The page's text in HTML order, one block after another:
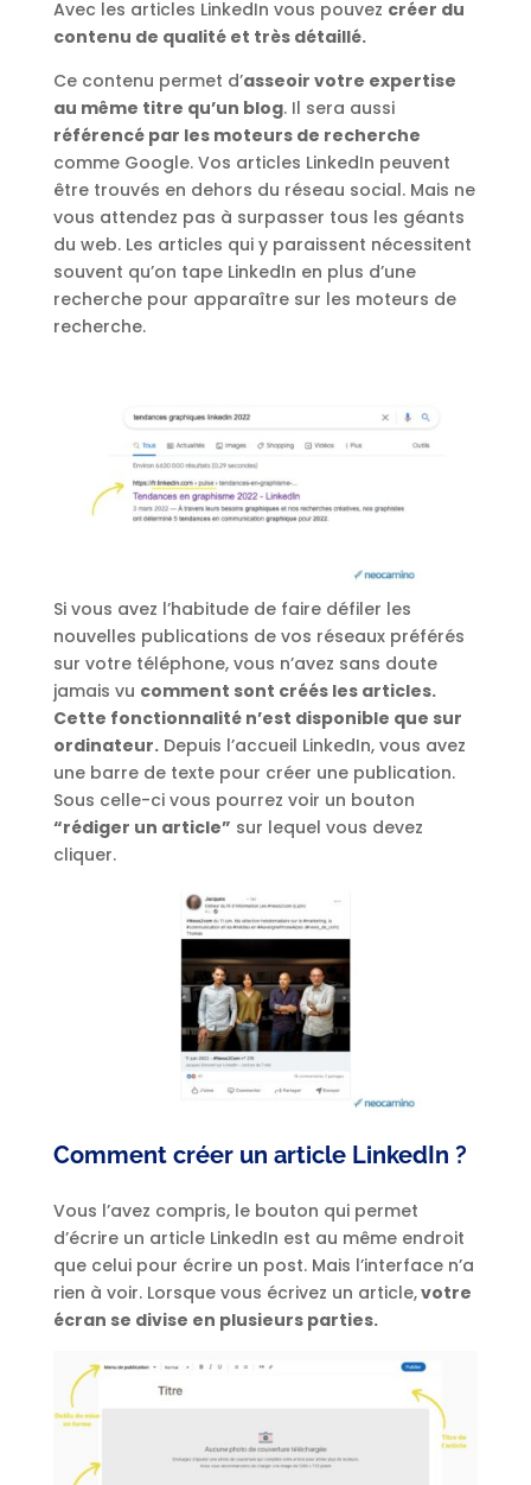
Avec les articles LinkedIn vous pouvez créer du
contenu de qualité et très détaillé.
Ce contenu permet d’asseoir votre expertise
au même titre qu’un blog. Il sera aussi
référencé par les moteurs de recherche
comme Google. Vos articles LinkedIn peuvent
être trouvés en dehors du réseau social. Mais ne
vous attendez pas à surpasser tous les géants
du web. Les articles qui y paraissent nécessitent
souvent qu’on tape LinkedIn en plus d’une
recherche pour apparaître sur les moteurs de
recherche.
Si vous avez l’habitude de faire défiler les
nouvelles publications de vos réseaux préférés
sur votre téléphone, vous n’avez sans doute
jamais vu comment sont créés les articles.
Cette fonctionnalité n’est disponible que sur
ordinateur.Depuis l’accueil LinkedIn, vous avez
une barre de texte pour créer une publication.
Sous celle-ci vous pourrez voir un bouton
“rédiger un article” sur lequel vous devez
cliquer.
Comment créer un article LinkedIn ?
Vous l’avez compris, le bouton qui permet
d’écrire un article LinkedIn est au même endroit
que celui pour écrire un post. Mais l’interface n’a
rien à voir. Lorsque vous écrivez un article,votre
écran se divise en plusieurs parties.